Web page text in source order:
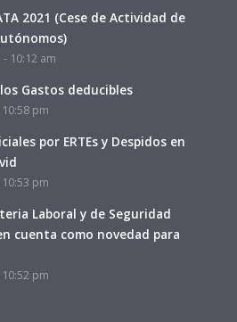
2021 (Cese de Actividad de
10:12 am
Gastos deducibles
pm
por ERTEs y Despidos en
pm
Laboral y de Seguridad
cuenta como novedad para
pm